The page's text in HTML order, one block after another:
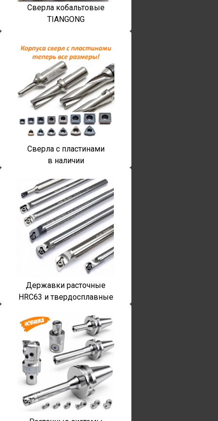
Сверла кобальтовые
TIANGONG
Сверла с пластинами
в наличии
Державки расточные
HRC63 и твердосплавные